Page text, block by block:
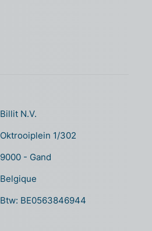
Billit N.V.
Oktrooiplein 1/302
9000 - Gand
Belgique
Btw: BE0563846944